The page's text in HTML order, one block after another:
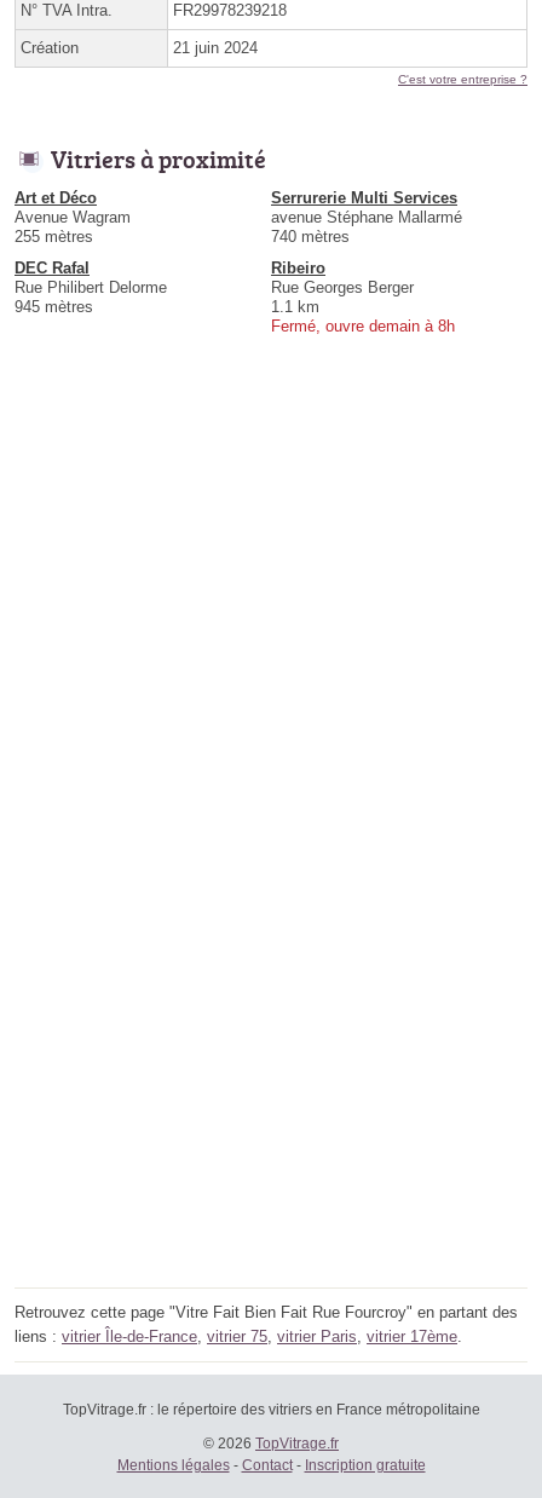
N° TVA Intra. FR29978239218
Création 21 juin 2024
C'est votre entreprise ?
Vitriers à proximité
Art et Déco
Avenue Wagram
255 mètres
Serrurerie Multi Services
avenue Stéphane Mallarmé
740 mètres
DEC Rafal
Rue Philibert Delorme
945 mètres
Ribeiro
Rue Georges Berger
1.1 km
Fermé, ouvre demain à 8h
Retrouvez cette page "Vitre Fait Bien Fait Rue Fourcroy" en partant des
liens : vitrier Île-de-France, vitrier 75, vitrier Paris, vitrier 17ème.
TopVitrage.fr : le répertoire des vitriers en France métropolitaine
© 2026 TopVitrage.fr
Mentions légales- Contact- Inscription gratuite